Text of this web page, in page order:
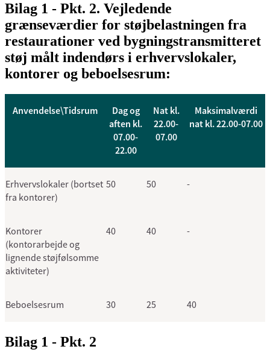
Bilag 1 - Pkt. 2. Vejledende
grænseværdier for støjbelastningen fra
restaurationer ved bygningstransmitteret
støj målt indendørs i erhvervslokaler,
kontorer og beboelsesrum:
Anvendelse\Tidsrum
Dag og
aften kl.
07.00-
22.00
Nat kl.
22.00-
07.00
Maksimalværdi
nat kl. 22.00-07.00
Erhvervslokaler (bortset
fra kontorer)
50 50 -
Kontorer
(kontorarbejde og
lignende støjfølsomme
aktiviteter)
40 40 -
Beboelsesrum 30 25 40
Bilag 1 - Pkt. 2